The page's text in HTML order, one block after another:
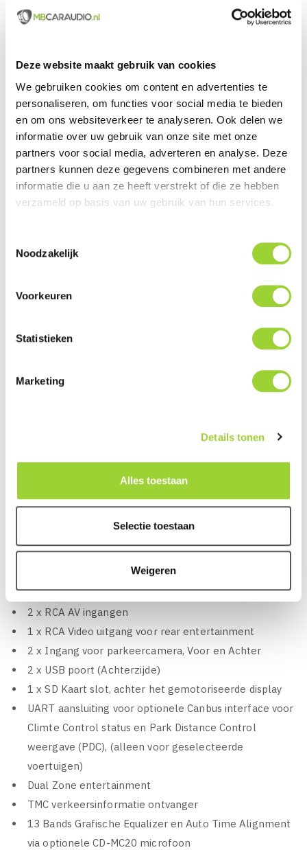
Deze website maakt gebruik van cookies
We gebruiken cookies om content en advertenties te
personaliseren, om functies voor social media te bieden
en om ons websiteverkeer te analyseren. Ook delen we
informatie over uw gebruik van onze site met onze
partners voor social media, adverteren en analyse. Deze
partners kunnen deze gegevens combineren met andere
informatie die u aan ze heeft verstrekt of die ze hebben
verzameld op basis van uw gebruik van hun services.
Noodzakelijk
Voorkeuren
Statistieken
Marketing
Details tonen
Alles toestaan
Selectie toestaan
Weigeren
Geïntegreerde Wi-Fi interface voor draadloze Apple
overige APP's naar wens instelbaar
Ingebouwde Parrot Bluetooth module voor handsfree
bellen en A2DP & AVRCP 1.6 Audio streaming
Voorzien van Screen Mirroring, draadloze weergave
van de smartphone
Voorzien van Weblink APP compatibiliteit, geniet van
gepersonaliseerde muziek, video's en andere
aangesloten content die geactiveerd wordt door uw
Geïntegreerde DAB+ Tuner (Digital Audio Broadcasting)
voor SD kaart en CD/DVD toegang
audio bestanden, DVD-Video, DivX, and MPEG-1, 2, 4
FLAC audio files H.264, MKV, FLV, MPEG4 video
Geschikt voor iPod en iPhone
Spotify ondersteuning
AUX ingang (Achterzijde)
3 x RCA Pre-Outs, 4 Volt (Voor, Achter en Subwoofer)
2 x RCA AV ingangen
1 x RCA Video uitgang voor rear entertainment
2 x Ingang voor parkeercamera, Voor en Achter
2 x USB poort (Achterzijde)
1 x SD Kaart slot, achter het gemotoriseerde display
UART aansluiting voor optionele Canbus interface voor
Climte Control status en Park Distance Control
weergave (PDC), (alleen voor geselecteerde
voertuigen)
Dual Zone entertainment
TMC verkeersinformatie ontvanger
13 Bands Grafische Equalizer en Auto Time Alignment
via optionele CD-MC20 microfoon